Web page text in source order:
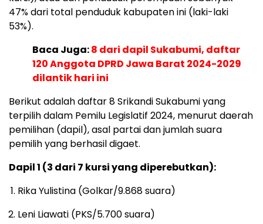
47% dari total penduduk kabupaten ini (laki-laki
53%).
Baca Juga:8 dari dapil Sukabumi, daftar
120 Anggota DPRD Jawa Barat 2024-2029
dilantik hari ini
Berikut adalah daftar 8 Srikandi Sukabumi yang
terpilih dalam Pemilu Legislatif 2024, menurut daerah
pemilihan (dapil), asal partai dan jumlah suara
pemilih yang berhasil digaet.
Dapil 1 (3 dari 7 kursi yang diperebutkan):
Rika Yulistina (Golkar/9.868 suara)
Leni Liawati (PKS/5.700 suara)